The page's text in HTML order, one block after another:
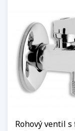
Rohový ventil